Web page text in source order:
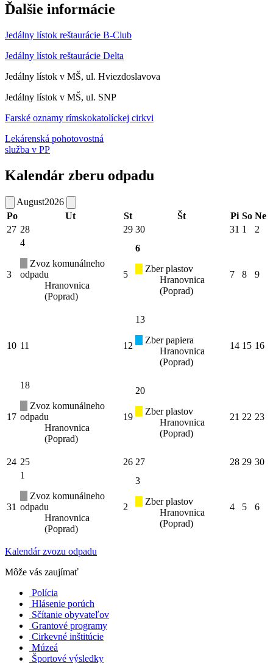
Ďalšie informácie
Jedálny lístok reštaurácie B-Club
Jedálny lístok reštaurácie Delta
Jedálny lístok v MŠ, ul. Hviezdoslavova
Jedálny lístok v MŠ, ul. SNP
Farské oznamy rímskokatolíckej cirkvi
Lekárenská pohotovostná
služba v PP
Kalendár zberu odpadu
August2026
Po
Ut St Št Pi So Ne
27 28 29 30 31 1 2
3
4
Zvoz komunálneho
odpadu
Hranovnica
(Poprad)
5
6
Zber plastov
Hranovnica
(Poprad)
7 8 9
10 11 12
13
Zber papiera
Hranovnica
(Poprad)
14 15 16
17
18
Zvoz komunálneho
odpadu
Hranovnica
(Poprad)
19
20
Zber plastov
Hranovnica
(Poprad)
21 22 23
24 25 26 27 28 29 30
31
1
Zvoz komunálneho
odpadu
Hranovnica
(Poprad)
2
3
Zber plastov
Hranovnica
(Poprad)
4 5 6
Kalendár zvozu odpadu
Môže vás zaujímať
Polícia
Hlásenie porúch
Sčítanie obyvateľov
Grantové programy
Cirkevné inštitúcie
Múzeá
Športové výsledky